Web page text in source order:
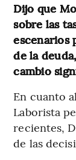
Dijo que
sobre las
escenarios
de la
cambio
En cuanto
Laborista
recientes,
de las